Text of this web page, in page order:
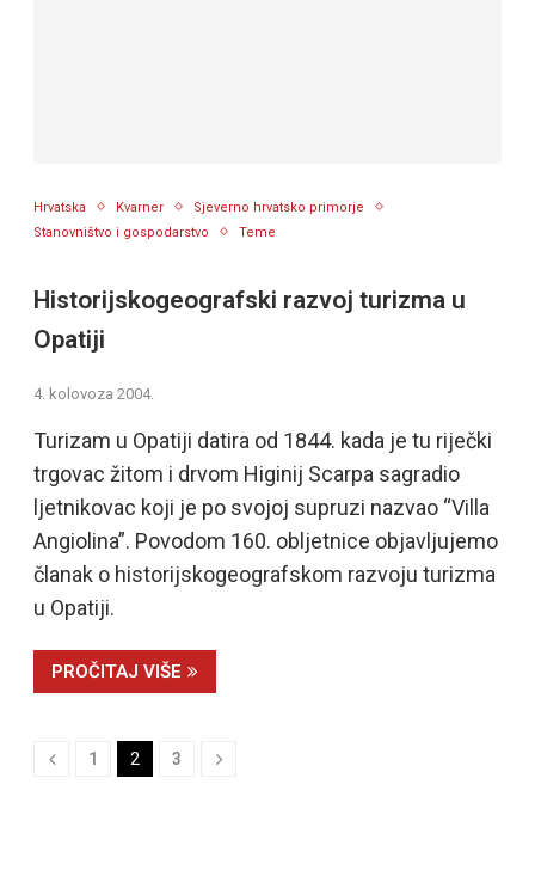
Hrvatska Kvarner
Sjeverno hrvatsko primorje
Stanovništvo i gospodarstvo
Teme
Historijskogeografski razvoj turizma u
Opatiji
4. kolovoza 2004.
Turizam u Opatiji datira od 1844. kada je tu riječki
trgovac žitom i drvom Higinij Scarpa sagradio
ljetnikovac koji je po svojoj supruzi nazvao “Villa
Angiolina”. Povodom 160. obljetnice objavljujemo
članak o historijskogeografskom razvoju turizma
u Opatiji.
PROČITAJ VIŠE
1 2 3